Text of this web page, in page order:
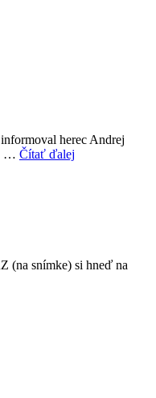
herec Andrej
… Čítať ďalej
(na snímke) si hneď na